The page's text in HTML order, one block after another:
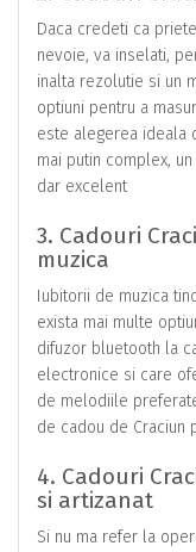
Daca credeti ca
nevoie, va inselati,
inalta rezolutie si un
optiuni pentru a
este alegerea ideala
mai putin complex,
dar excelent
3. Cadouri
muzica
Iubitorii de muzica
exista mai multe
difuzor bluetooth la
electronice si care
de melodiile
de cadou de Craciun
4. Cadouri
si artizanat
Si nu ma refer la